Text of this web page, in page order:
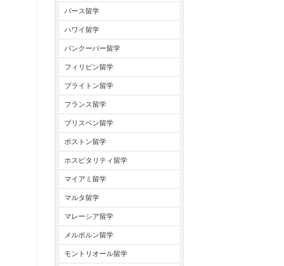
パース留学
ハワイ留学
バンクーバー留学
フィリピン留学
ブライトン留学
フランス留学
ブリスベン留学
ボストン留学
ホスピタリティ留学
マイアミ留学
マルタ留学
マレーシア留学
メルボルン留学
モントリオール留学